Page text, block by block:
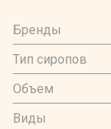
Бренды
Тип сиропов
Объем
Виды